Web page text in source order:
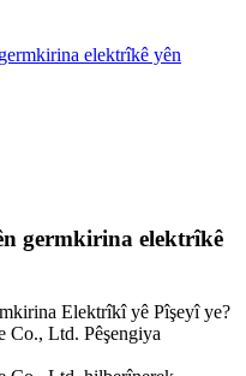
elektrîkê yên
germkirina elektrîkê
Elektrîkî yê Pîşeyî ye?
Co., Ltd. Pêşengiya